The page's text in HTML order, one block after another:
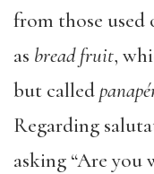
from those used
as bread fruit,
but called
Regarding
asking “Are you